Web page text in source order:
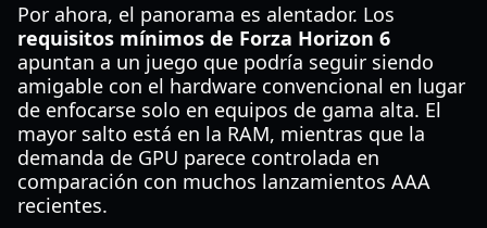
Por ahora, el panorama es alentador. Los
requisitos mínimos de Forza Horizon 6
apuntan a un juego que podría seguir siendo
amigable con el hardware convencional en lugar
de enfocarse solo en equipos de gama alta. El
mayor salto está en la RAM, mientras que la
demanda de GPU parece controlada en
comparación con muchos lanzamientos AAA
recientes.